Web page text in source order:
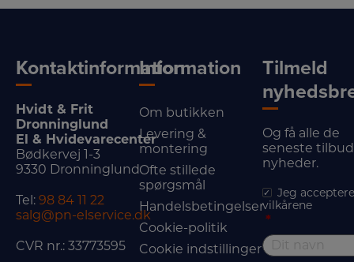
Kontaktinformation
Hvidt & Frit
Dronninglund
El & Hvidevarecenter
Bødkervej 1-3
9330 Dronninglund
Tel: 98 84 11 22
salg@pn-elservice.dk
CVR nr.: 33773595
Information
Om butikken
Levering &
montering
Ofte stillede
spørgsmål
Handelsbetingelser
Cookie-politik
Cookie indstillinger
Tilmeld
Og få alle de
seneste
nyheder.
Jeg
vilkårene
*